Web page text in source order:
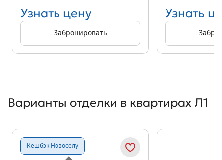
Узнать цену
Забронировать
Узнать
Варианты отделки в квартирах Л1
Кешбэк Новосёлу